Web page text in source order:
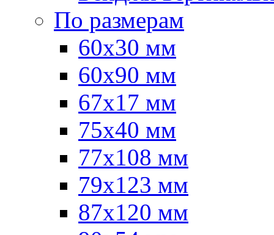
По размерам
60x30 мм
60х90 мм
67х17 мм
75x40 мм
77х108 мм
79х123 мм
87х120 мм